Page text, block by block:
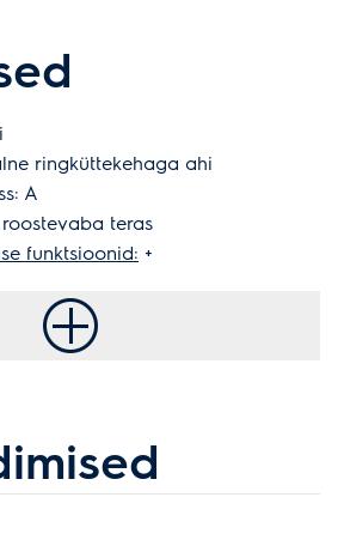
ringküttekehaga ahi
A
teras
funktsioonid: +